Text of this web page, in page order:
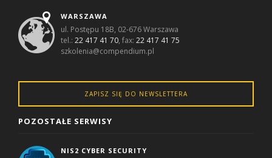
WARSZAWA
ul. Postępu 18B, 02-676 Warszawa
tel.:22 417 41 70, fax:22 417 41 75
szkolenia@compendium.pl
ZAPISZ SIĘ DO NEWSLETTERA
POZOSTAŁE SERWISY
NIS2 CYBER SECURITY